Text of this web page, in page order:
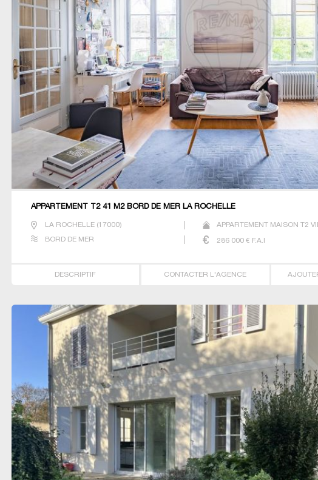
APPARTEMENT T2 41 M2 BORD DE MER LA ROCHELLE
LA ROCHELLE(17000) APPARTEMENT MAISON T2
BORD DE MER 286 000€ F.A.I
DESCRIPTIF CONTACTER L'AGENCE